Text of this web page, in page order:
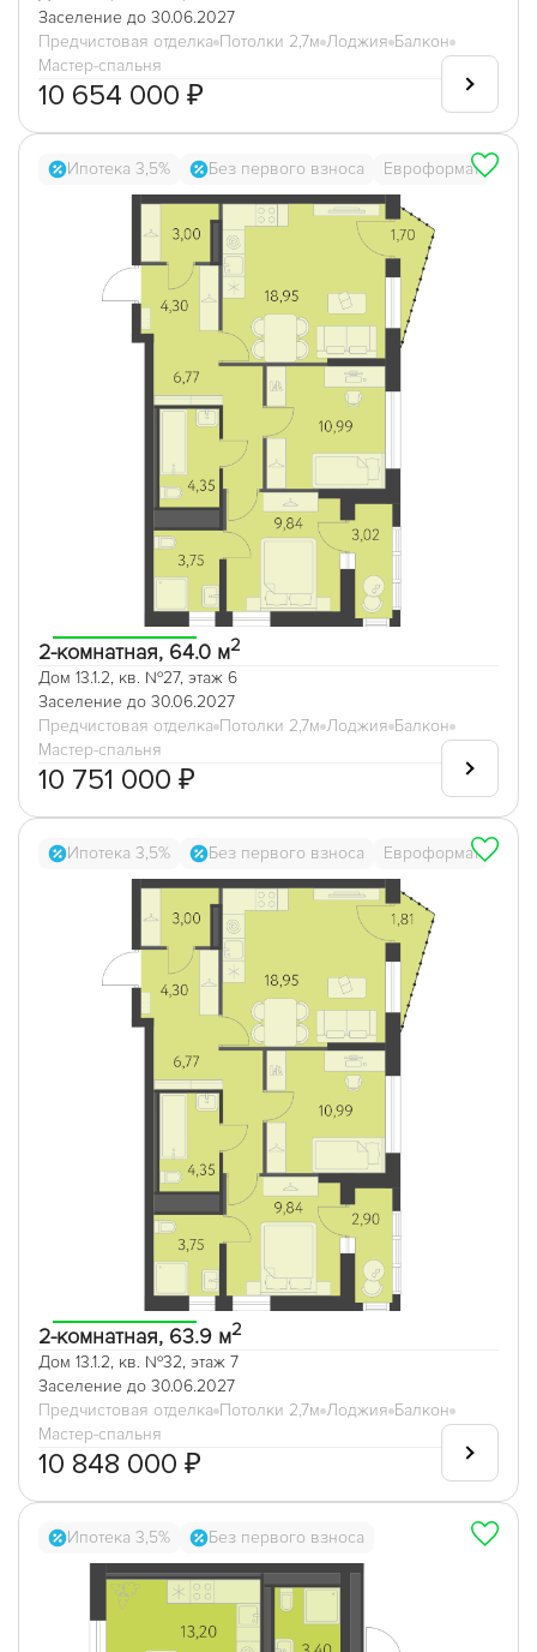
Заселение до 30.06.2027
Предчистовая отделка Потолки 2,7м Лоджия Балкон
Мастер-спальня
10 654 000 ₽
Ипотека 3,5% Без первого взноса Евроформат
2-комнатная, 64.0 м2
Дом 13.1.2, кв. №27, этаж 6
Заселение до 30.06.2027
Предчистовая отделка Потолки 2,7м Лоджия Балкон
Мастер-спальня
10 751 000 ₽
Ипотека 3,5% Без первого взноса Евроформат
2-комнатная, 63.9 м2
Дом 13.1.2, кв. №32, этаж 7
Заселение до 30.06.2027
Предчистовая отделка Потолки 2,7м Лоджия Балкон
Мастер-спальня
10 848 000 ₽
Ипотека 3,5% Без первого взноса